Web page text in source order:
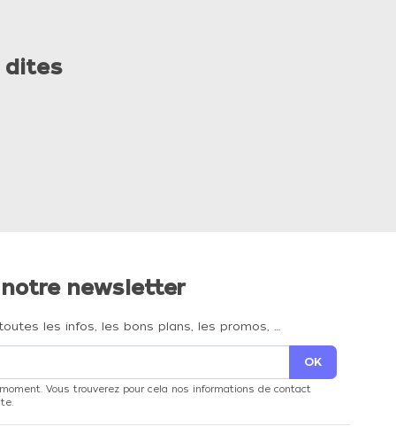
dites
newsletter
les infos, les bons plans, les promos, …
Vous trouverez pour cela nos informations de contact